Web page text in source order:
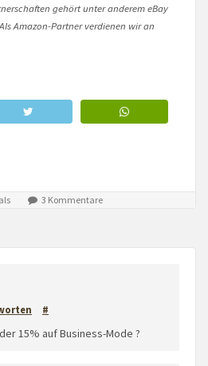
gehört unter anderem eBay
Amazon-Partner verdienen wir an
3 Kommentare
#
15% auf Business-Mode ?